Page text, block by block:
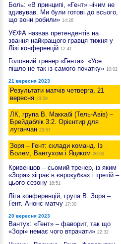
Боль: «В принципі, «Гент» нічим не
здивував. Ми були готові до всього,
що вони робили» 14:26
УЄФА назвав претендентів на
звання найкращого гравця тижня у
Лізі конференцій 12:41
Головний тренер «Гента»: «Усе
пішло не так із самого початку» 10:02
21 вересня 2023
Результати матчів четверга, 21
вересня 23:59
ЛК, група В. Маккабі (Тель-Авів) –
Брейдаблік 3:2. Орієнтир для
луганчан 23:57
Зоря – Гент: склади команд. Із
Болем, Вантухом і Яциком 20:50
Кривенцов – сьомий тренер, із яким
«Зоря» зіграє в єврокубках і третій –
цього сезону 18:51
Ліга конференцій, група В. Зоря –
Гент. Анонс матчу 17:30
20 вересня 2023
Вантух: «Гент» – фаворит, так що
«Зорі» немає чого втрачати» 22:32